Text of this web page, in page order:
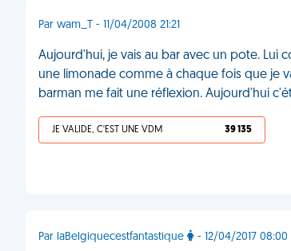
Par wam_T - 11/04/2008 21:21
Aujourd'hui, je vais au bar avec un pote. Lui
une limonade comme à chaque fois que je
barman me fait une réflexion. Aujourd'hui
JE VALIDE, C'EST UNE VDM 39 135
Par laBelgiquecestfantastique - 12/04/2017 08:00